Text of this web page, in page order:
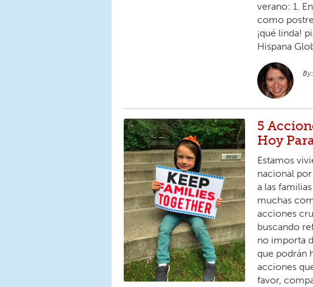
verano: 1.
como
¡qué linda!
Hispana
5
Hoy
Estamos
nacional
a las
muchas
acciones
buscando
no importa
que podrán
acciones
favor,